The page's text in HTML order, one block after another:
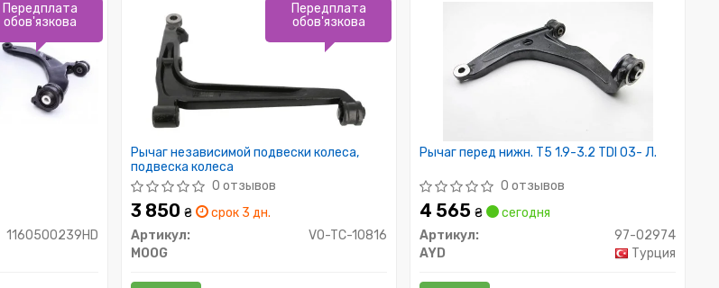
1160500239HD
Передплата
обов'язкова
Рычаг независимой подвески колеса,
подвеска колеса
0 отзывов
3 850₴
срок 3 дн.
Артикул:
VO-TC-10816
MOOG
Передплата
обов'язкова
Рычаг перед нижн. T5 1.9-3.2 TDI 03- Л.
0 отзывов
4 565₴
сегодня
Артикул:
97-02974
AYD
Турция